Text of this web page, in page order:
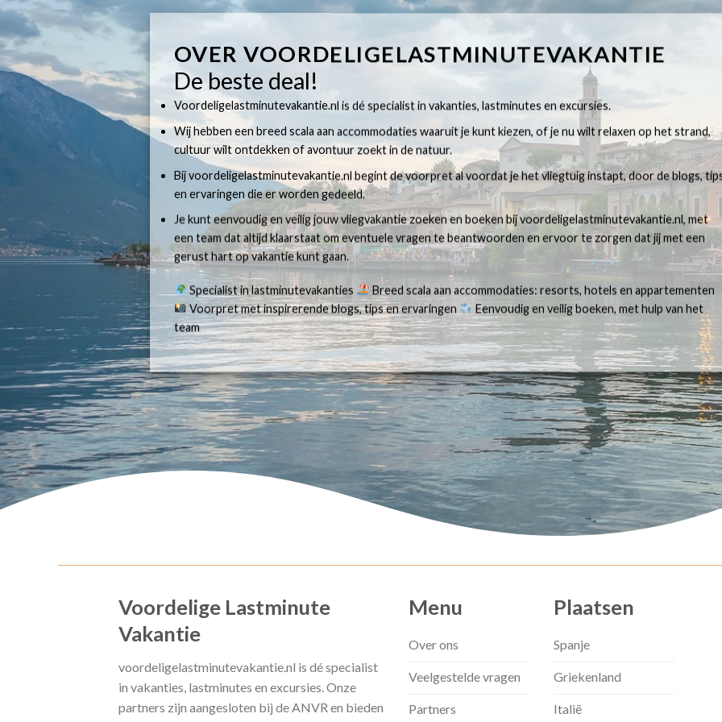
OVER VOORDELIGELASTMINUTEVAKANTIE
De beste deal!
Voordeligelastminutevakantie.nl is dé specialist in vakanties, lastminutes en excursies.
Wij hebben een breed scala aan accommodaties waaruit je kunt kiezen, of je nu wilt relaxen op het strand,
cultuur wilt ontdekken of avontuur zoekt in de natuur.
Bij voordeligelastminutevakantie.nl begint de voorpret al voordat je het vliegtuig instapt, door de blogs,
en ervaringen die er worden gedeeld.
Je kunt eenvoudig en veilig jouw vliegvakantie zoeken en boeken bij voordeligelastminutevakantie.nl, met
een team dat altijd klaarstaat om eventuele vragen te beantwoorden en ervoor te zorgen dat jij met een
gerust hart op vakantie kunt gaan.
Specialist in lastminutevakanties
Breed scala aan accommodaties: resorts, hotels en appartementen
Voorpret met inspirerende blogs, tips en ervaringen
Eenvoudig en veilig boeken, met hulp van het
team
Voordelige Lastminute
Vakantie
voordeligelastminutevakantie.nl is dé specialist
in vakanties, lastminutes en excursies. Onze
partners zijn aangesloten bij de ANVR en bieden
Menu
Over ons
Veelgestelde vragen
Partners
Plaatsen
Spanje
Griekenland
Italië